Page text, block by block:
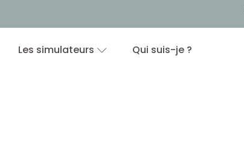
Les simulateurs Qui suis-je ?